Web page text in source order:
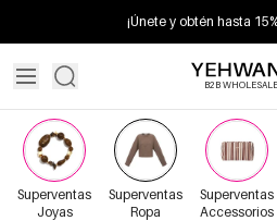
¡Únete y obtén hasta
B2B
Superventas
Joyas
Superventas
Ropa
Superventas
Accessorios